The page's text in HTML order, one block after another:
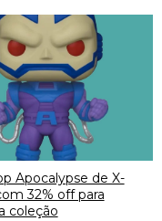
Apocalypse de X-
32% off para
coleção